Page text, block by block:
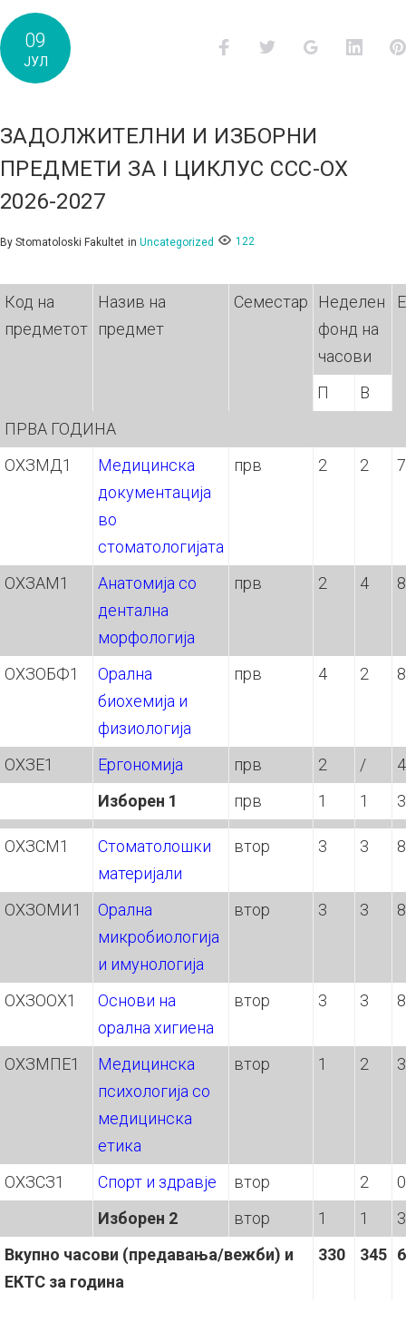
09
ЈУЛ
FacebookTwitter Google+
ЗАДОЛЖИТЕЛНИ И ИЗБОРНИ
ПРЕДМЕТИ ЗА I ЦИКЛУС ССС-ОХ
2026-2027
By Stomatoloski Fakultet in Uncategorized 122
Код на
предметот
Назив на
предмет
Семестар
Неделен
фонд на
часови
П
В
ПРВА ГОДИНА
ОХЗМД1
Медицинска
документација
во
стоматологијата
прв 2 2 7
ОХЗАМ1
Анатомија со
дентална
морфологија
прв 2 4 8
ОХЗОБФ1
Орална
биохемија и
физиoлогија
прв 4 2 8
ОХЗЕ1 Ергономија прв 2 /
4
Изборен 1
прв 1 1 3
ОХЗСМ1
Стоматолошки
материјали
втор 3 3 8
ОХЗОМИ1
Орална
микробиoлогија
и имунологија
втор 3 3 8
ОХЗООХ1
Основи на
орална хигиена
втор 3 3 8
ОХЗМПЕ1
Медицинска
психологија со
медицинска
етика
втор 1 2 3
ОХЗСЗ1 Спорт и здравје втор 2
0
Изборен 2
втор 1 1
3
Вкупно часови (предавања/вежби) и
ЕКТС за година
330 345